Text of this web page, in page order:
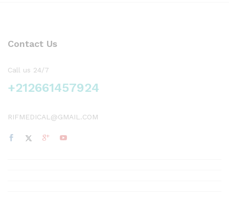
Contact Us
Call us 24/7
+212661457924
RIFMEDICAL@GMAIL.COM